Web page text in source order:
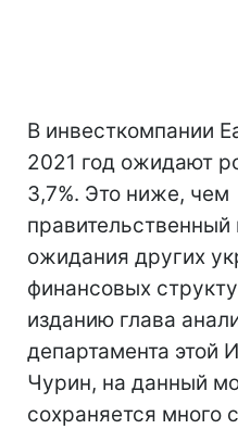
В инвесткомпании
2021 год ожидают
3,7%. Это ниже, чем
правительственный
ожидания других
финансовых
изданию глава
департамента этой
Чурин, на данный
сохраняется много